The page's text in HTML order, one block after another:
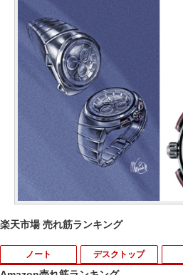
楽天市場 売れ筋ランキング
ノート デスクトップ